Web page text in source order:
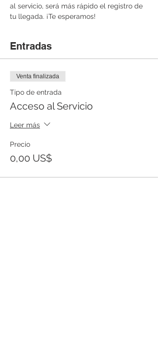
al servicio, será más rápido el registro de
tu llegada. ¡Te esperamos!
Entradas
Venta finalizada
Tipo de entrada
Acceso al Servicio
Leer más
Precio
0,00 US$